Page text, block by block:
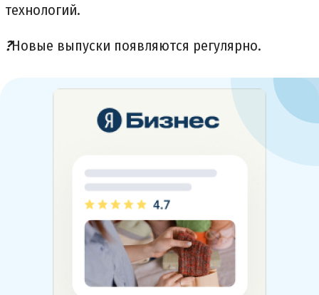
технологий.
?Новые выпуски появляются регулярно.